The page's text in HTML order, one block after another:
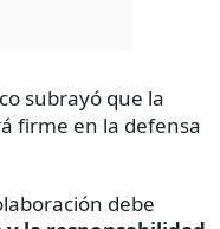
subrayó que la
firme en la defensa
debe